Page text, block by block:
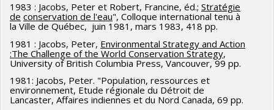
de Conservation et D’utilisation multiple et durable des
ressources du parc National de Kahuzi-Biega (Zaïre) et de
son Hinterland. Co-directeur : Prof. Pierre Dansereau
1997 - Mulvihill, Peter ; Environnemental Assesment and
Viable Interdependence : A Case Study of the Great Whale
River Hydro Electric Project.
1983 : Jacobs, Peter et Robert, Francine, éd.; Stratégie
de conservation de l'eau", Colloque international tenu à
la Ville de Québec, juin 1981, mars 1983, 418 pp.
1981 : Jacobs, Peter, Environmental Strategy and Action
:The Challenge of the World Conservation Strategy,
University of British Columbia Press, Vancouver, 99 pp.
1981: Jacobs, Peter. "Population, ressources et
environnement, Etude régionale du Détroit de
Lancaster, Affaires indiennes et du Nord Canada, 69 pp.